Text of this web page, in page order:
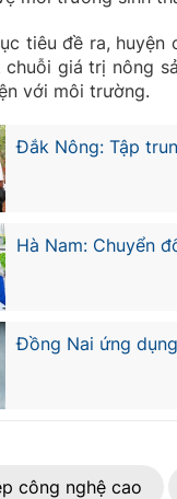
tiêu đề ra, huyện
chuỗi giá trị nông
với môi trường.
Đắk Nông: Tập
Hà Nam: Chuyển
Đồng Nai ứng
công nghệ cao